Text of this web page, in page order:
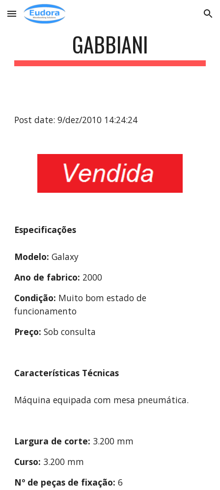
Skip to main content Skip to navigation
GABBIANI
Post date: 9/dez/2010 14:24:24
Especificações
Modelo: Galaxy
Ano de fabrico: 2000
Condição: Muito bom estado de
funcionamento
Preço: Sob consulta
Características Técnicas
Máquina equipada com mesa pneumática.
Largura de corte: 3.200 mm
Curso: 3.200 mm
Nº de peças de fixação: 6